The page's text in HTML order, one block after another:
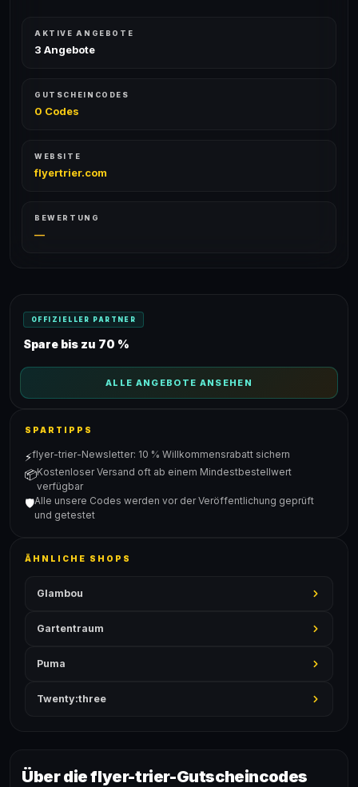
AKTIVE ANGEBOTE
3 Angebote
GUTSCHEINCODES
0 Codes
WEBSITE
flyertrier.com
BEWERTUNG
—
OFFIZIELLER PARTNER
Spare bis zu 70 %
ALLE ANGEBOTE ANSEHEN
SPARTIPPS
⚡flyer-trier-Newsletter: 10 % Willkommensrabatt sichern
📦Kostenloser Versand oft ab einem Mindestbestellwert
verfügbar
🛡️Alle unsere Codes werden vor der Veröffentlichung geprüft
und getestet
ÄHNLICHE SHOPS
Glambou
Gartentraum
Puma
Twenty:three
Über die flyer-trier-Gutscheincodes